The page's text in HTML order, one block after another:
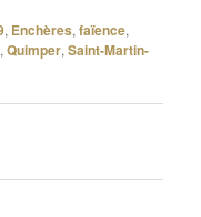
, Enchères,faïence,
,Quimper,Saint-Martin-